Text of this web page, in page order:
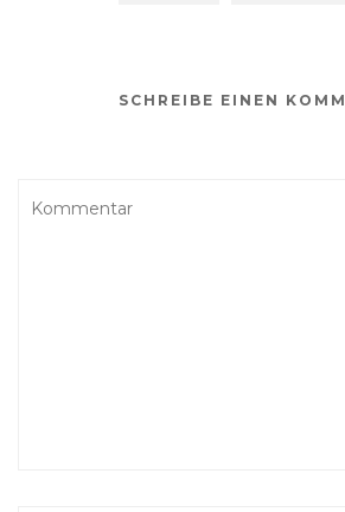
SCHREIBE EINEN